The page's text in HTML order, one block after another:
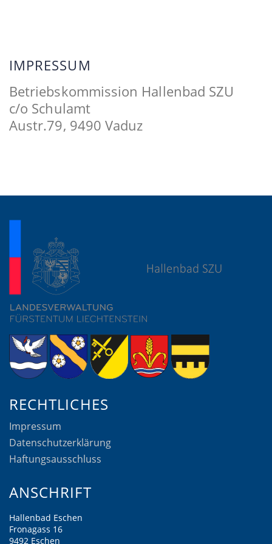
IMPRESSUM
Betriebskommission Hallenbad SZU
c/o Schulamt
Austr.79, 9490 Vaduz
RECHTLICHES
Impressum
Datenschutzerklärung
Haftungsausschluss
ANSCHRIFT
Hallenbad Eschen
Fronagass 16
9492 Eschen